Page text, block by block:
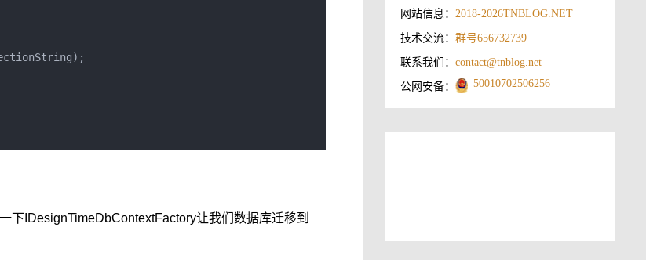
);
下IDesignTimeDbContextFactory让我们数据库迁移到
网站信息： 2018-2026TNBLOG.NET
技术交流： 群号656732739
联系我们： contact@tnblog.net
公网安备： 50010702506256